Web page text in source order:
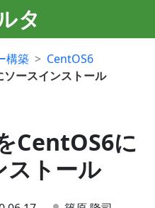
タ
構築
CentOS6
ースインストール
CentOS6に
ストール